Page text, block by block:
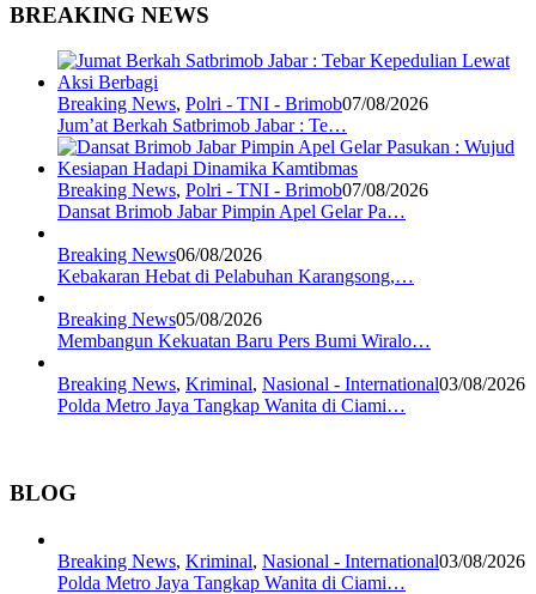
BREAKING NEWS
Breaking News, Polri - TNI - Brimob07/08/2026
Jum’at Berkah Satbrimob Jabar : Te…
Breaking News, Polri - TNI - Brimob07/08/2026
Dansat Brimob Jabar Pimpin Apel Gelar Pa…
Breaking News06/08/2026
Kebakaran Hebat di Pelabuhan Karangsong,…
Breaking News05/08/2026
Membangun Kekuatan Baru Pers Bumi Wiralo…
Breaking News, Kriminal, Nasional - International03/08/2026
Polda Metro Jaya Tangkap Wanita di Ciami…
BLOG
Breaking News, Kriminal, Nasional - International03/08/2026
Polda Metro Jaya Tangkap Wanita di Ciami…